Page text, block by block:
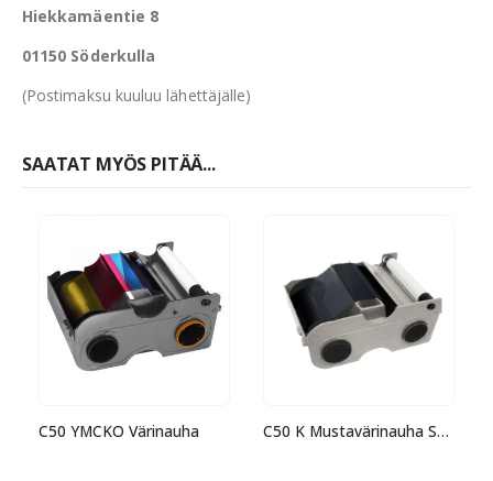
Hiekkamäentie 8
01150 Söderkulla
(Postimaksu kuuluu lähettäjälle)
SAATAT MYÖS PITÄÄ...
C50 YMCKO Värinauha C50 K Mustavärinauha Standard